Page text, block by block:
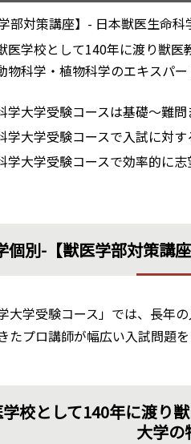
部対策講座】- 日本獣医生命科
医学校として140年に渡り獣
物科学・植物科学のエキスパ
学大学受験コースは基礎～難問
学大学受験コースで入試に対す
学大学受験コースで効率的に志
個別-【獣医学部対策講
大学受験コース」では、長年
プロ講師が幅広い入試問題を
校として140年に渡り
大学の